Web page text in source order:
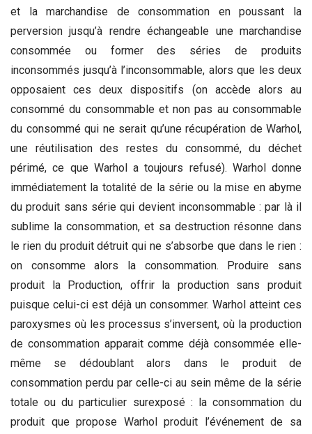
et la marchandise de consommation en poussant la
perversion jusqu’à rendre échangeable une marchandise
consommée ou former des séries de produits
inconsommés jusqu’à l’inconsommable, alors que les deux
opposaient ces deux dispositifs (on accède alors au
consommé du consommable et non pas au consommable
du consommé qui ne serait qu’une récupération de Warhol,
une réutilisation des restes du consommé, du déchet
périmé, ce que Warhol a toujours refusé). Warhol donne
immédiatement la totalité de la série ou la mise en abyme
du produit sans série qui devient inconsommable : par là il
sublime la consommation, et sa destruction résonne dans
le rien du produit détruit qui ne s’absorbe que dans le rien :
on consomme alors la consommation. Produire sans
produit la Production, offrir la production sans produit
puisque celui-ci est déjà un consommer. Warhol atteint ces
paroxysmes où les processus s’inversent, où la production
de consommation apparait comme déjà consommée elle-
même se dédoublant alors dans le produit de
consommation perdu par celle-ci au sein même de la série
totale ou du particulier surexposé : la consommation du
produit que propose Warhol produit l’événement de sa